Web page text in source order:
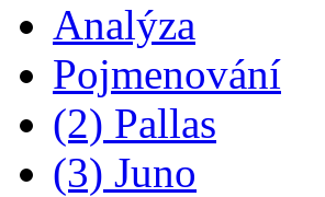
Analýza
Pojmenování
(2) Pallas
(3) Juno